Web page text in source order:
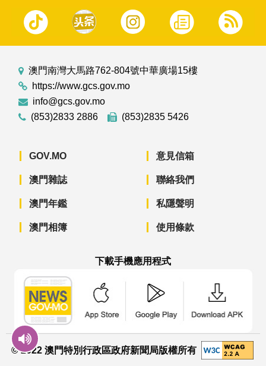
澳門南灣大馬路762-804號中華廣場15樓
https://www.gcs.gov.mo
info@gcs.gov.mo
(853)2833 2886
(853)2835 5426
GOV.MO
澳門雜誌
澳門年鑑
澳門相簿
意見信箱
聯絡我們
私隱聲明
使用條款
下載手機應用程式
© 2022 澳門特別行政區政府新聞局版權所有